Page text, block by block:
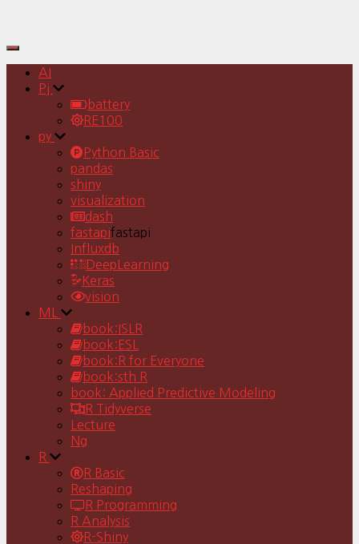
Toggle
Navigation
AI
Pj
battery
RE100
py
Python Basic
pandas
shiny
visualization
dash
fastapifastapi
Influxdb
DeepLearning
Keras
vision
ML
book:ISLR
book:ESL
book:R for Everyone
book:sth R
book: Applied Predictive Modeling
R Tidyverse
Lecture
Ng
R
R Basic
Reshaping
R Programming
R Analysis
R-Shiny